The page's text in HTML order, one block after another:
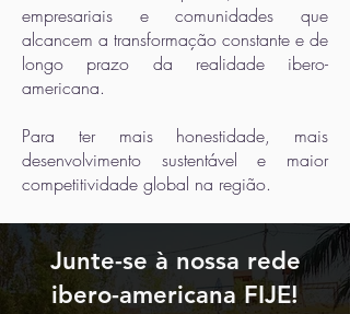
empresariais e comunidades que
alcancem a transformação constante e de
longo prazo da realidade ibero-
americana.
Para ter mais honestidade, mais
desenvolvimento sustentável e maior
competitividade global na região.
Junte-se à nossa rede
ibero-americana FIJE!